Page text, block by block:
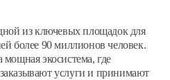
из ключевых площадок для
более 90 миллионов человек.
экосистема, где
услуги и принимают